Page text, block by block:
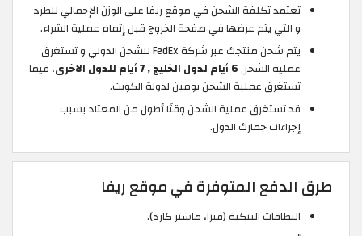
تعتمد تكلفة الشحن في موقع ريفا على الوزن الإجمالي للطرد
و التي يتم عرضها في صفحة الخروج قبل إتمام عملية الشراء.
يتم شحن منتجك عبر شركة FedEx للشحن الدولي و تستغرق
عملية الشحن 6 أيام لدول الخليج , 7 أيام للدول الاخرى ، فيما
تستغرق عملية الشحن يومين لدولة الكويت.
قد تستغرق عملية الشحن وقتًا أطول من المعتاد بسبب
إجراءات جمارك الدول.
طرق الدفع المتوفرة في موقع ريفا
البطاقات البنكية (فيزا، ماستر كارد).